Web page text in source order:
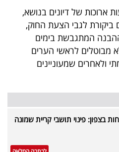
ארוכות של דיונים בנושא,
לגבי הצעת החוק,
המתגבשת בימים
מבוטלים לראשי הערים
שמעוניינים
בצפון: פינוי תושבי קריית שמונה